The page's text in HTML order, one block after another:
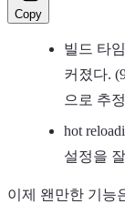
Copy
빌드 타
커졌다.
으로 추
hot
설정을
이제 왠만한 기능